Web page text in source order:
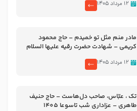
۱۲ مرداد ۱۴۰۵
مادر منم مثل تو خمیدم – حاج محمود
کریمی – شهادت حضرت رقیه علیها السلام
۱۲ مرداد ۱۴۰۵
تک ، عبّاس، صاحب دل‌هاست – حاج حنیف
طاهری – عزاداری شب تاسوعا 1405